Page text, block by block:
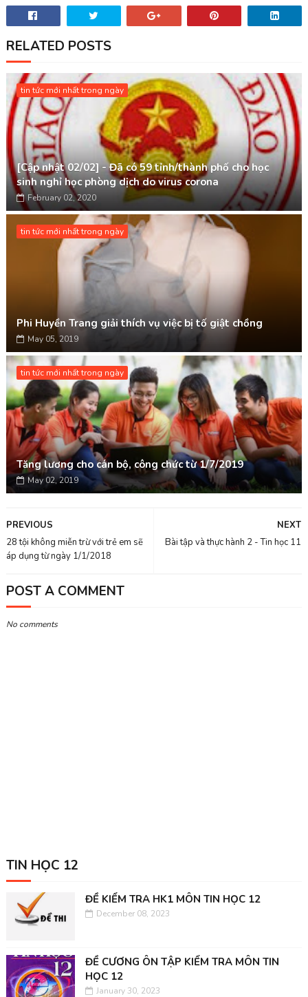
RELATED POSTS
tin tức mới nhất trong ngày
[Cập nhật 02/02] - Đã có 59 tỉnh/thành phố cho học
sinh nghỉ học phòng dịch do virus corona
February 02, 2020
tin tức mới nhất trong ngày
Phi Huyền Trang giải thích vụ việc bị tố giật chồng
May 05, 2019
tin tức mới nhất trong ngày
Tăng lương cho cán bộ, công chức từ 1/7/2019
May 02, 2019
NEXT
Bài tập và thực hành 2 - Tin học 11
PREVIOUS
28 tội không miễn trừ với trẻ em sẽ
áp dụng từ ngày 1/1/2018
POST A COMMENT
No comments
TIN HỌC 12
ĐỀ KIỂM TRA HK1 MÔN TIN HỌC 12
December 08, 2023
ĐỀ CƯƠNG ÔN TẬP KIỂM TRA MÔN TIN
HỌC 12
January 30, 2023